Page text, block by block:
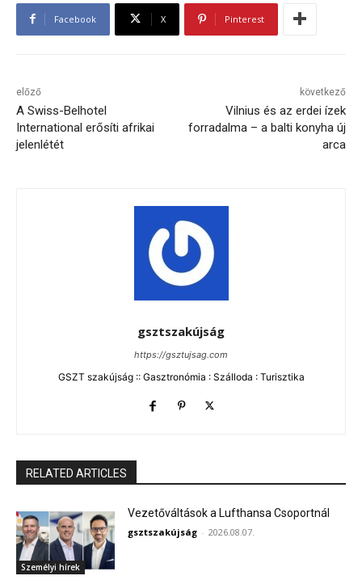
Facebook X Pinterest
előző
A Swiss-Belhotel
International erősíti afrikai
jelenlétét
következő
Vilnius és az erdei ízek
forradalma – a balti konyha új
arca
gsztszakújság
https://gsztujsag.com
GSZT szakújság :: Gasztronómia : Szálloda : Turisztika
RELATED ARTICLES
Személyi hírek
Vezetőváltások a Lufthansa Csoportnál
gsztszakújság - 2026.08.07.